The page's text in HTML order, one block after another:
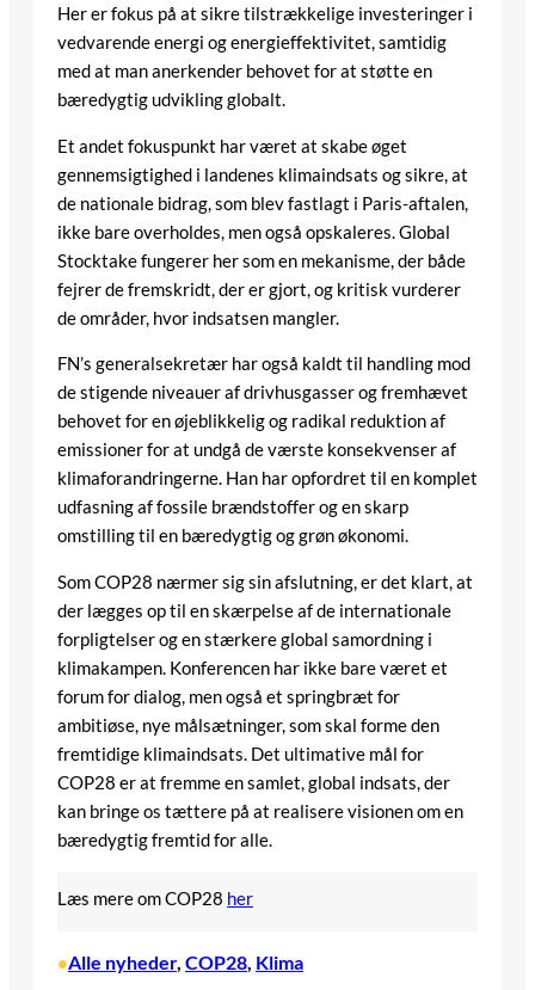
Her er fokus på at sikre tilstrækkelige investeringer i
vedvarende energi og energieffektivitet, samtidig
med at man anerkender behovet for at støtte en
bæredygtig udvikling globalt.
Et andet fokuspunkt har været at skabe øget
gennemsigtighed i landenes klimaindsats og sikre, at
de nationale bidrag, som blev fastlagt i Paris-aftalen,
ikke bare overholdes, men også opskaleres. Global
Stocktake fungerer her som en mekanisme, der både
fejrer de fremskridt, der er gjort, og kritisk vurderer
de områder, hvor indsatsen mangler.
FN’s generalsekretær har også kaldt til handling mod
de stigende niveauer af drivhusgasser og fremhævet
behovet for en øjeblikkelig og radikal reduktion af
emissioner for at undgå de værste konsekvenser af
klimaforandringerne. Han har opfordret til en komplet
udfasning af fossile brændstoffer og en skarp
omstilling til en bæredygtig og grøn økonomi.
Som COP28 nærmer sig sin afslutning, er det klart, at
der lægges op til en skærpelse af de internationale
forpligtelser og en stærkere global samordning i
klimakampen. Konferencen har ikke bare været et
forum for dialog, men også et springbræt for
ambitiøse, nye målsætninger, som skal forme den
fremtidige klimaindsats. Det ultimative mål for
COP28 er at fremme en samlet, global indsats, der
kan bringe os tættere på at realisere visionen om en
bæredygtig fremtid for alle.
Læs mere om COP28 her
•Alle nyheder, COP28, Klima